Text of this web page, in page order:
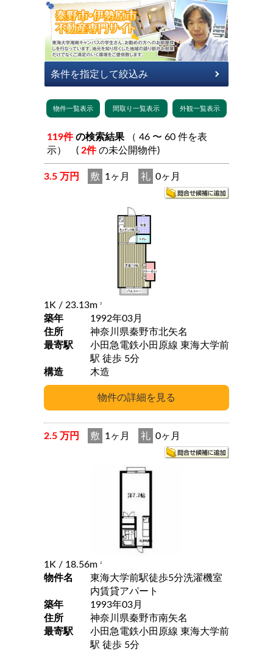
119件 の検索結果
示） ( 2件 の未公開物件)
3.5 万円 敷 1ヶ月 礼 0ヶ月
1K / 23.13m 2
築年
1992年03月
住所
神奈川県秦野市北矢名
最寄駅
小田急電鉄小田原線 東海大学前
駅 徒歩 5分
構造
木造
2.5 万円 敷 1ヶ月 礼 0ヶ月
1K / 18.56m 2
物件名
東海大学前駅徒歩5分洗濯機室
内賃貸アパート
築年
1993年03月
住所
神奈川県秦野市南矢名
最寄駅
小田急電鉄小田原線 東海大学前
駅 徒歩 5分